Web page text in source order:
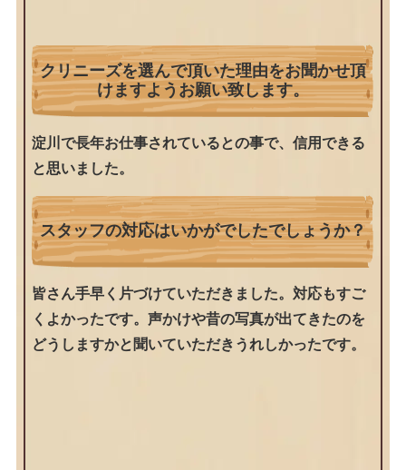
クリニーズを選んで頂いた理由をお聞かせ頂
けますようお願い致します。
淀川で長年お仕事されているとの事で、信用できる
と思いました。
スタッフの対応はいかがでしたでしょうか？
皆さん手早く片づけていただきました。対応もすご
くよかったです。声かけや昔の写真が出てきたのを
どうしますかと聞いていただきうれしかったです。